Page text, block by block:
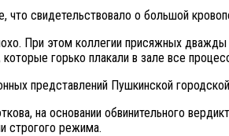
свидетельствовало о большой
При этом коллегии присяжных
горько плакали в зале все
представлений Пушкинской
на основании обвинительного
строгого режима.